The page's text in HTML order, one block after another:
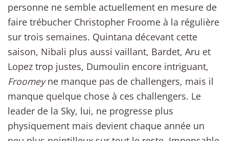
personne ne semble actuellement en mesure de
faire trébucher Christopher Froome à la régulière
sur trois semaines. Quintana décevant cette
saison, Nibali plus aussi vaillant, Bardet, Aru et
Lopez trop justes, Dumoulin encore intriguant,
Froomeyne manque pas de challengers, mais il
manque quelque chose à ces challengers. Le
leader de la Sky, lui, ne progresse plus
physiquement mais devient chaque année un